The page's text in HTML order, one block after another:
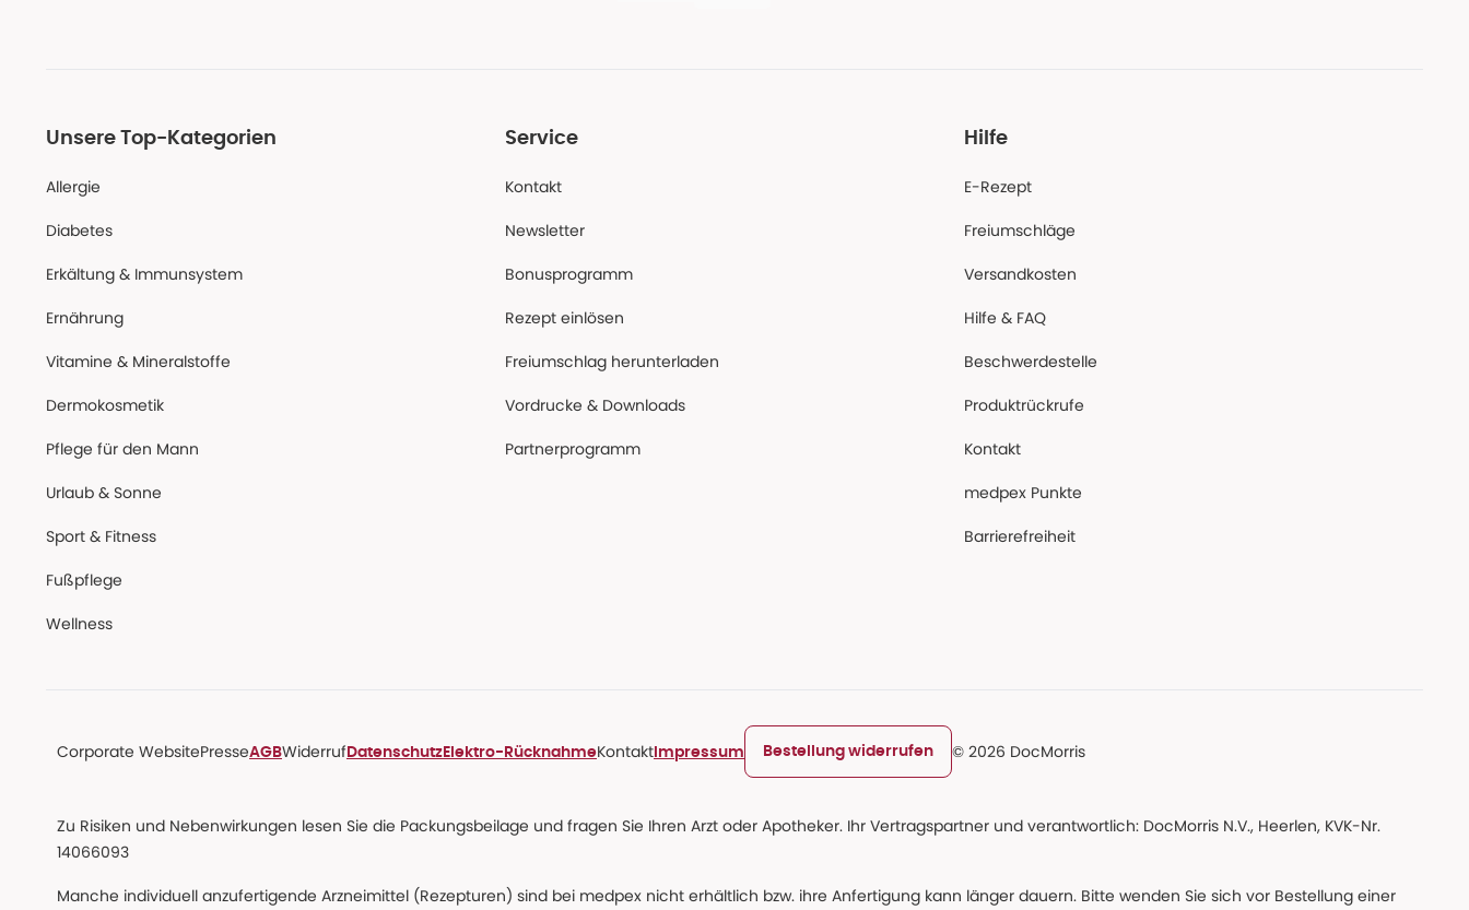
Unsere Top-Kategorien
Allergie
Diabetes
Erkältung & Immunsystem
Ernährung
Vitamine & Mineralstoffe
Dermokosmetik
Pflege für den Mann
Urlaub & Sonne
Sport & Fitness
Fußpflege
Wellness
Service
Kontakt
Newsletter
Bonusprogramm
Rezept einlösen
Freiumschlag herunterladen
Vordrucke & Downloads
Partnerprogramm
Hilfe
E-Rezept
Freiumschläge
Versandkosten
Hilfe & FAQ
Beschwerdestelle
Produktrückrufe
Kontakt
medpex Punkte
Barrierefreiheit
Corporate WebsitePresseAGBWiderruf Datenschutz Elektro-RücknahmeKontakt Impressum Bestellung widerrufen © 2026 DocMorris
Zu Risiken und Nebenwirkungen lesen Sie die Packungsbeilage und fragen Sie Ihren Arzt oder Apotheker. Ihr Vertragspartner und verantwortlich: DocMorris N.V., Heerlen, KVK-Nr.
14066093
Manche individuell anzufertigende Arzneimittel (Rezepturen) sind bei medpex nicht erhältlich bzw. ihre Anfertigung kann länger dauern. Bitte wenden Sie sich vor Bestellung einer